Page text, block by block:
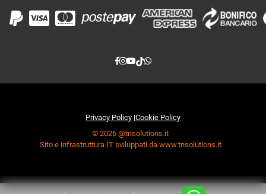
Privacy Policy |Cookie Policy
© 2026 @tnsolutions.it
Sito e infrastruttura IT sviluppati da www.tnsolutions.it